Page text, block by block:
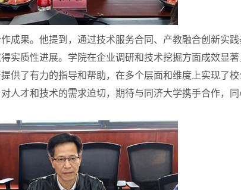
成果。他提到，通过技术服务合同、产教融合创新实
实质性进展。学院在企业调研和技术挖掘方面成效显
供了有力的指导和帮助，在多个层面和维度上实现了校
人才和技术的需求迫切，期待与同济大学携手合作，